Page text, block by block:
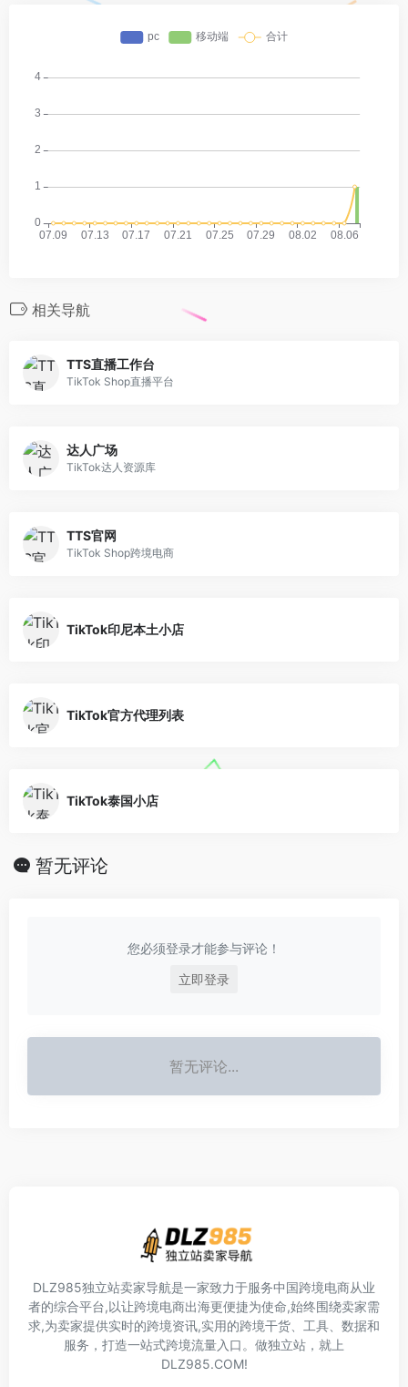
相关导航
TTS直播工作台
TikTok Shop直播平台
达人广场
TikTok达人资源库
TTS官网
TikTok Shop跨境电商
TikTok印尼本土小店
TikTok官方代理列表
TikTok泰国小店
暂无评论
您必须登录才能参与评论！
立即登录
暂无评论...
DLZ985独立站卖家导航是一家致力于服务中国跨境电商从业
者的综合平台,以让跨境电商出海更便捷为使命,始终围绕卖家需
求,为卖家提供实时的跨境资讯,实用的跨境干货、工具、数据和
服务，打造一站式跨境流量入口。做独立站，就上
DLZ985.COM!